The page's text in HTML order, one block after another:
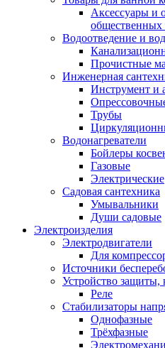
Аксессуары и
общественных
Водоотведение и
Прочистные
Инженерная
Инструмент и
Трубы
Водонагреватели
Бойлеры
Газовые
Электрические
Садовая сантехника
Умывальники
Души садовые
Электроизделия
Электродвигатели
Для
Источники
Устройство защиты,
Реле
Стабилизаторы
Однофазные
Трёхфазные